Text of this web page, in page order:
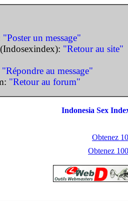
"Poster un message"
"Retour au site"
"Répondre au message"
"Retour au forum"
Indonesia Sex
Obtenez
Obtenez